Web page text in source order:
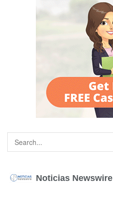
Noticias Newswire